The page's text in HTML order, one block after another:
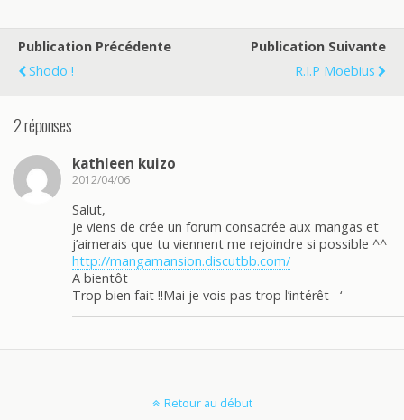
Publication Précédente
Shodo !
Publication Suivante
R.I.P Moebius
2 réponses
kathleen kuizo
2012/04/06
Salut,
je viens de crée un forum consacrée aux mangas et
j’aimerais que tu viennent me rejoindre si possible ^^
http://mangamansion.discutbb.com/
A bientôt
Trop bien fait !!Mai je vois pas trop l’intérêt –‘
Retour au début